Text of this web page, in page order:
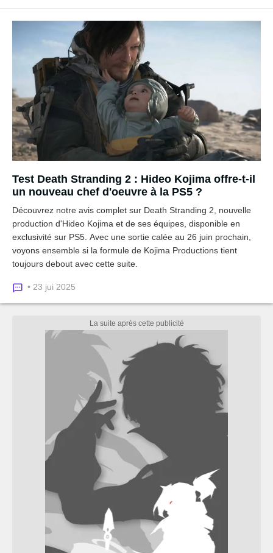
Test Death Stranding 2 : Hideo Kojima offre-t-il
un nouveau chef d'oeuvre à la PS5 ?
Découvrez notre avis complet sur Death Stranding 2, nouvelle
production d'Hideo Kojima et de ses équipes, disponible en
exclusivité sur PS5. Avec une sortie calée au 26 juin prochain,
voyons ensemble si la formule de Kojima Productions tient
toujours debout avec cette suite.
• 23 jui 2025